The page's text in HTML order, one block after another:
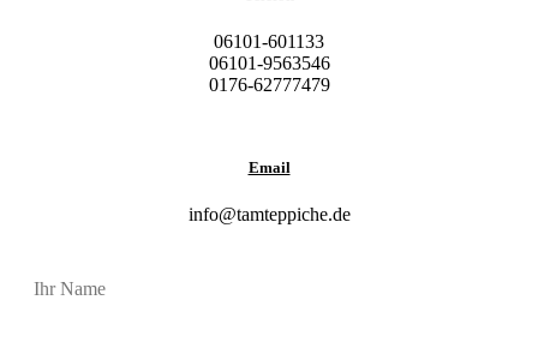
06101-601133
06101-9563546
0176-62777479
Email
info@tamteppiche.de